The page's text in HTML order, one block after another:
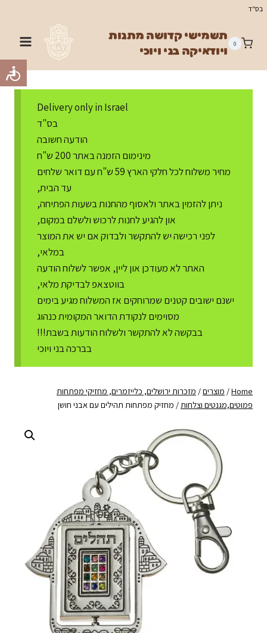
Skip
content
בס"ד
0
תשמישי קדושה מתנות
ויודאיקה בני ויוכי
Delivery only in Israel
בס"ד
הודעה חשובה
מינימום הזמנה באתר 200 ש"ח
מחיר משלוח לכל חלקי הארץ 59 ש"ח עם דואר שלחים
עד הבית,
ניתן להזמין באתר ולאסוף מהחנות בשעות הפתיחה,
און להגיע לחנות לרכוש ולשלם במקום,
לפני רכישה יש להתקשר ולבדוק אם יש את המוצר
במלאי,
האתר לא מעודכן און ליין, אפשר לשלוח הודעה
בווטצאפ לבדיקת מלאי,
ישנם ישובים קטנים שמרוחקים אז המשלוח מגיע בימים
מסוימים לנקודת הדואר המקומית כנהוג
בבקשה לא להתקשר ולשלוח הודעות בשבת!!!
בברכה בני ויוכי
Home
/ מוצרים/ מזכרות ירושלים, כלייזמרים, מחזיקי מפתחות
פמוטים,מגנטים וצלחות / מחזיק מפתחות תהילים עם אבני חושן